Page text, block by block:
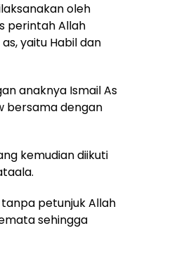
oleh
perintah Allah
yaitu Habil dan
anaknya Ismail As
bersama dengan
kemudian diikuti
petunjuk Allah
sehingga